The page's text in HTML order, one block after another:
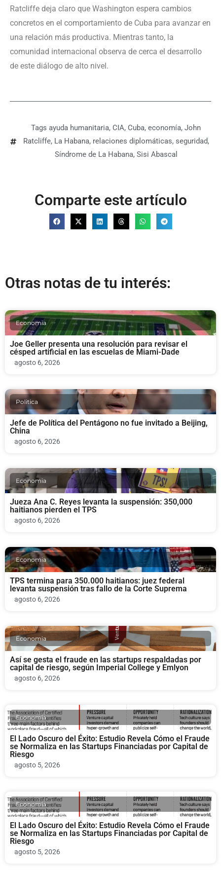
Ratcliffe deja claro que Washington espera cambios
concretos en el comportamiento de Cuba para avanzar en
una relación más productiva. Mientras tanto, la
comunidad internacional observa de cerca el desarrollo
de este diálogo de alto nivel.
Tags ayuda humanitaria, CIA, Cuba, economía, John
Ratcliffe, La Habana, relaciones diplomáticas, seguridad,
Síndrome de La Habana, Sisi Abascal
Comparte este artículo
Otras notas de tu interés:
Economia
Joe Geller presenta una resolución para revisar el
césped artificial en las escuelas de Miami-Dade
agosto 6, 2026
Politica
Jefe de Política del Pentágono no fue invitado a Beijing,
China
agosto 6, 2026
Economia
Jueza Ana C. Reyes levanta la suspensión: 350,000
haitianos pierden el TPS
agosto 6, 2026
Economia
TPS termina para 350.000 haitianos: juez federal
levanta suspensión tras fallo de la Corte Suprema
agosto 6, 2026
Economia
Así se gesta el fraude en las startups respaldadas por
capital de riesgo, según Imperial College y Emlyon
agosto 6, 2026
Economia
El Lado Oscuro del Éxito: Estudio Revela Cómo el Fraude
se Normaliza en las Startups Financiadas por Capital de
Riesgo
agosto 5, 2026
Economia
El Lado Oscuro del Éxito: Estudio Revela Cómo el Fraude
se Normaliza en las Startups Financiadas por Capital de
Riesgo
agosto 5, 2026